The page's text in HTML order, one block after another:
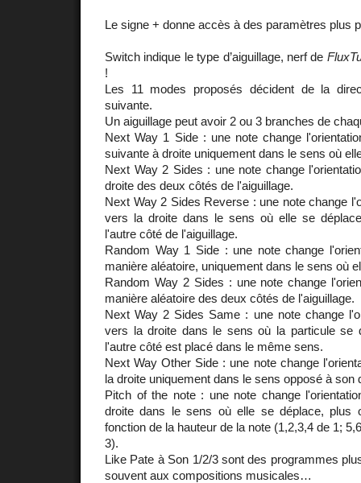
Le signe + donne accès à des paramètres plus
Switch indique le type d’aiguillage, nerf de
!
Les 11 modes proposés décident de la
suivante.
Un aiguillage peut avoir 2 ou 3 branches de
Next Way 1 Side : une note change
suivante à droite uniquement dans le sens où
Next Way 2 Sides : une note change
droite des deux côtés de l'aiguillage.
Next Way 2 Sides Reverse : une note change
vers la droite dans le sens où elle se
l'autre côté de l'aiguillage.
Random Way 1 Side : une note change
manière aléatoire, uniquement dans le sens où
Random Way 2 Sides : une note change
manière aléatoire des deux côtés de l'aiguillage.
Next Way 2 Sides Same : une note change
vers la droite dans le sens où la particule se
l'autre côté est placé dans le même sens.
Next Way Other Side : une note change
la droite uniquement dans le sens opposé à son
Pitch of the note : une note change
droite dans le sens où elle se déplace, plus
fonction de la hauteur de la note (1,2,3,4 de 1;
3).
Like Pate à Son 1/2/3 sont des programmes
souvent aux compositions musicales…